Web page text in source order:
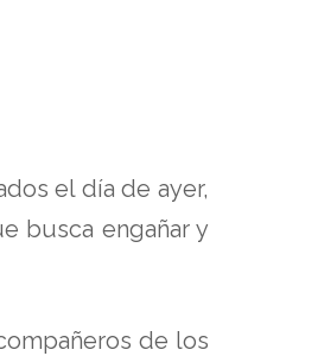
el día de ayer,
busca engañar y
de los